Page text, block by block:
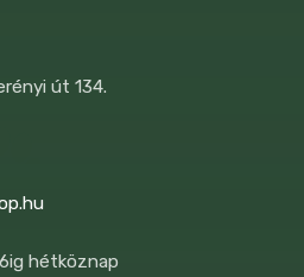
út 134.
hétköznap